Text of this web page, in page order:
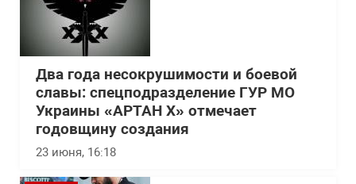
Два года несокрушимости и боевой
славы: спецподразделение ГУР МО
Украины «АРТАН Х» отмечает
годовщину создания
23 июня, 16:18